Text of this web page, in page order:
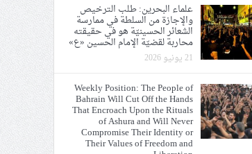
علماء البحرين: طلب الترخيص
والإجازة من السلطة في ممارسة
الشعائر الحسينيّة هو في حقيقته
محاربة لقضيّة الإمام الحسين «ع»
21 يونيو 2026
Weekly Position: The People of
Bahrain Will Cut Off the Hands
That Encroach Upon the Rituals
of Ashura and Will Never
Compromise Their Identity or
Their Values of Freedom and